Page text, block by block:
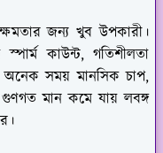
জন্য খুব উপকারী।
কাউন্ট, গতিশীলতা
অনেক সময় মানসিক চাপ,
গুণগত মান কমে যায় লবঙ্গ